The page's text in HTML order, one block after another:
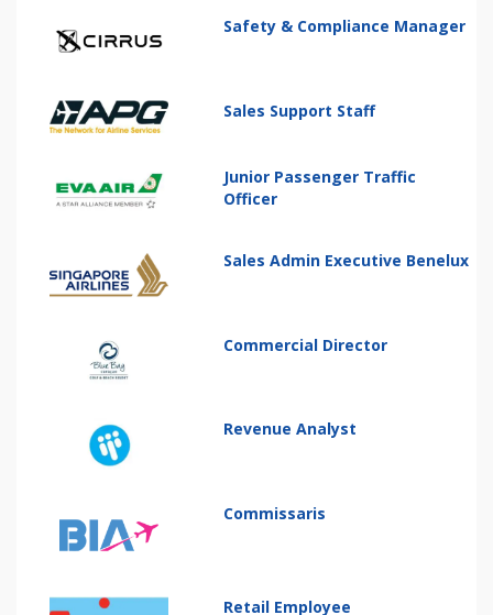
Safety & Compliance Manager
Sales Support Staff
Junior Passenger Traffic
Officer
Sales Admin Executive Benelux
Commercial Director
Revenue Analyst
Commissaris
Retail Employee